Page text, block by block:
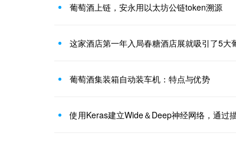
葡萄酒上链，安永用以太坊公链token溯源
这家酒店第一年入局春糖酒店展就吸引了5大
葡萄酒集装箱自动装车机：特点与优势
使用Keras建立Wide＆Deep神经网络，通过